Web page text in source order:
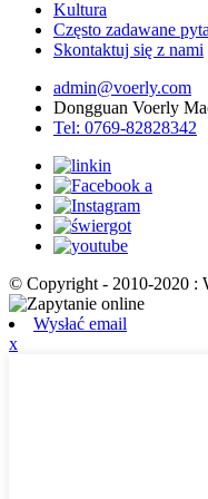
Kultura
Często zadawane
Skontaktuj się z nami
admin@voerly.com
Dongguan Voerly
Tel: 0769-82828342
© Copyright - 2010-2020 :
Wysłać email
x